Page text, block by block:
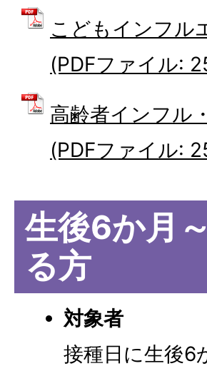
こどもインフル
(PDFファイル:
高齢者インフル
(PDFファイル:
生後6か月
る方
対象者
接種日に生後6